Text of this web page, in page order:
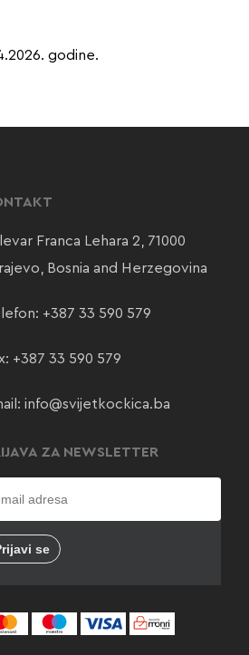
godine.
Franca Lehara 2, 71000
Bosnia and Herzegovina
+387 33 590 579
+387 33 590 579
info@svijetkockica.ba
ZA NEWSLETTER